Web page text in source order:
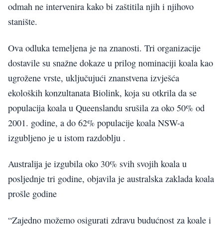
odmah ne intervenira kako bi zaštitila njih i njihovo
stanište.
Ova odluka temeljena je na znanosti. Tri organizacije
dostavile su snažne dokaze u prilog nominaciji koala kao
ugrožene vrste, uključujući znanstvena izvješća
ekoloških konzultanata Biolink, koja su otkrila da se
populacija koala u Queenslandu srušila za oko 50% od
2001. godine, a do 62% populacije koala NSW-a
izgubljeno je u istom razdoblju .
Australija je izgubila oko 30% svih svojih koala u
posljednje tri godine, objavila je australska zaklada koala
prošle godine
“Zajedno možemo osigurati zdravu budućnost za koale i